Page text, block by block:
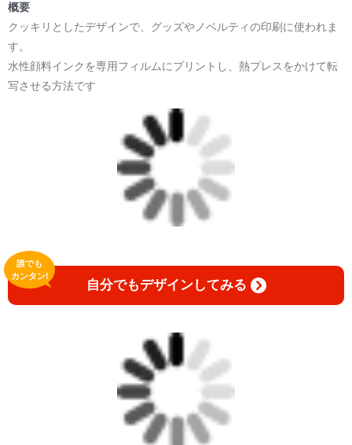
日本語版: https://amzn.asia/d/1pxD3g4
小説 [弛まぬ言霊] 挿画&グッズカタログ
<デザイン画集:Comics Style Version.>
＜著者:挿画作成＞ 凛々風 猛 -リリカゼタケル
日本語版: https://amzn.asia/d/fxD6D5U
小説 [弛まぬ言霊] <挿画:スケッチ&塗り絵ver.>
-挿画デザイン画集&グッズカタログ-
＜著者/小説:作詞:挿画作成＞
凛々風 猛-リリカゼタケル
<デザイン画集&グッズカタログ>
＿＿＿＿＿＿＿＿＿＿＿＿＿＿＿＿＿＿＿＿＿＿
挿画&グッズカタログ <デザイン画集:BEST版>
＜著者:挿画作成＞ 凛々風 猛 -リリカゼタケル
日本語版: https://amzn.asia/d/fMWTZVg
小説 [刺すように燃えるような眼差しは] -Version2.
挿画&グッズカタログ <デザイン画集:BEST版>
概要
クッキリとしたデザインで、グッズやノベルティの印刷に使われま
す。
水性顔料インクを専用フィルムにプリントし、熱プレスをかけて転
写させる方法です
自分でもデザインしてみる
誰でも
カンタン!